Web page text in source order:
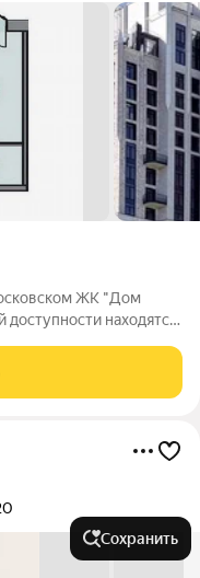
ЖК "Дом
находятся
где можно
Сохранить